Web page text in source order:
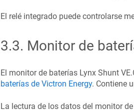
El relé integrado puede controlarse
3.3. Monitor de
El monitor de baterías Lynx Shunt
baterías de Victron Energy. Contiene
La lectura de los datos del monitor